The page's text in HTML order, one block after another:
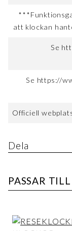
att klockan
Se
Se https://
Officiell
Dela
PASSAR TILL